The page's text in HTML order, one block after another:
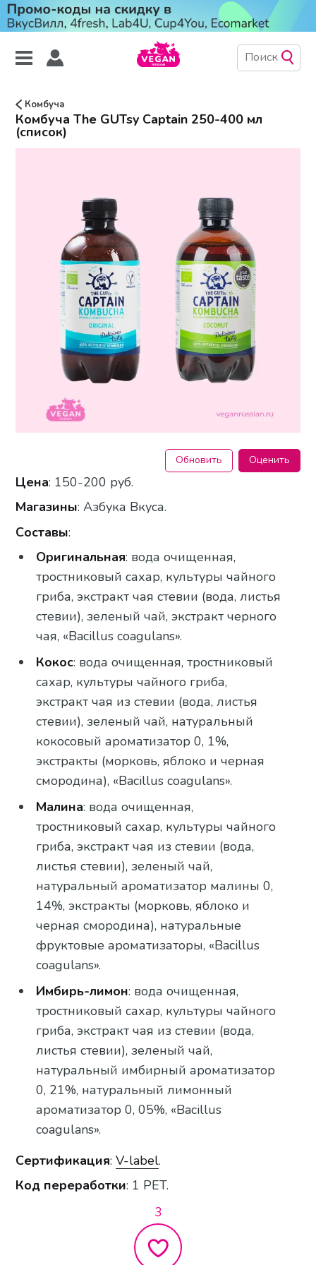
Комбуча
Комбуча The GUTsy Captain 250-400 мл
(список)
Обновить Оценить
Цена: 150-200 руб.
Магазины: Азбука Вкуса.
Составы:
Оригинальная: вода очищенная,
тростниковый сахар, культуры чайного
гриба, экстракт чая стевии (вода, листья
стевии), зеленый чай, экстракт черного
чая, «Bacillus coagulans».
Кокос: вода очищенная, тростниковый
сахар, культуры чайного гриба,
экстракт чая из стевии (вода, листья
стевии), зеленый чай, натуральный
кокосовый ароматизатор 0, 1%,
экстракты (морковь, яблоко и черная
смородина), «Bacillus coagulans».
Малина: вода очищенная,
тростниковый сахар, культуры чайного
гриба, экстракт чая из стевии (вода,
листья стевии), зеленый чай,
натуральный ароматизатор малины 0,
14%, экстракты (морковь, яблоко и
черная смородина), натуральные
фруктовые ароматизаторы, «Bacillus
coagulans».
Имбирь-лимон: вода очищенная,
тростниковый сахар, культуры чайного
гриба, экстракт чая из стевии (вода,
листья стевии), зеленый чай,
натуральный имбирный ароматизатор
0, 21%, натуральный лимонный
ароматизатор 0, 05%, «Bacillus
coagulans».
Сертификация:V-label.
Код переработки: 1 PET.
3